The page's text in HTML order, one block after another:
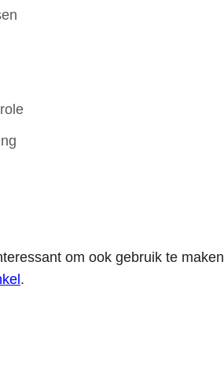
om ook gebruik te maken
.